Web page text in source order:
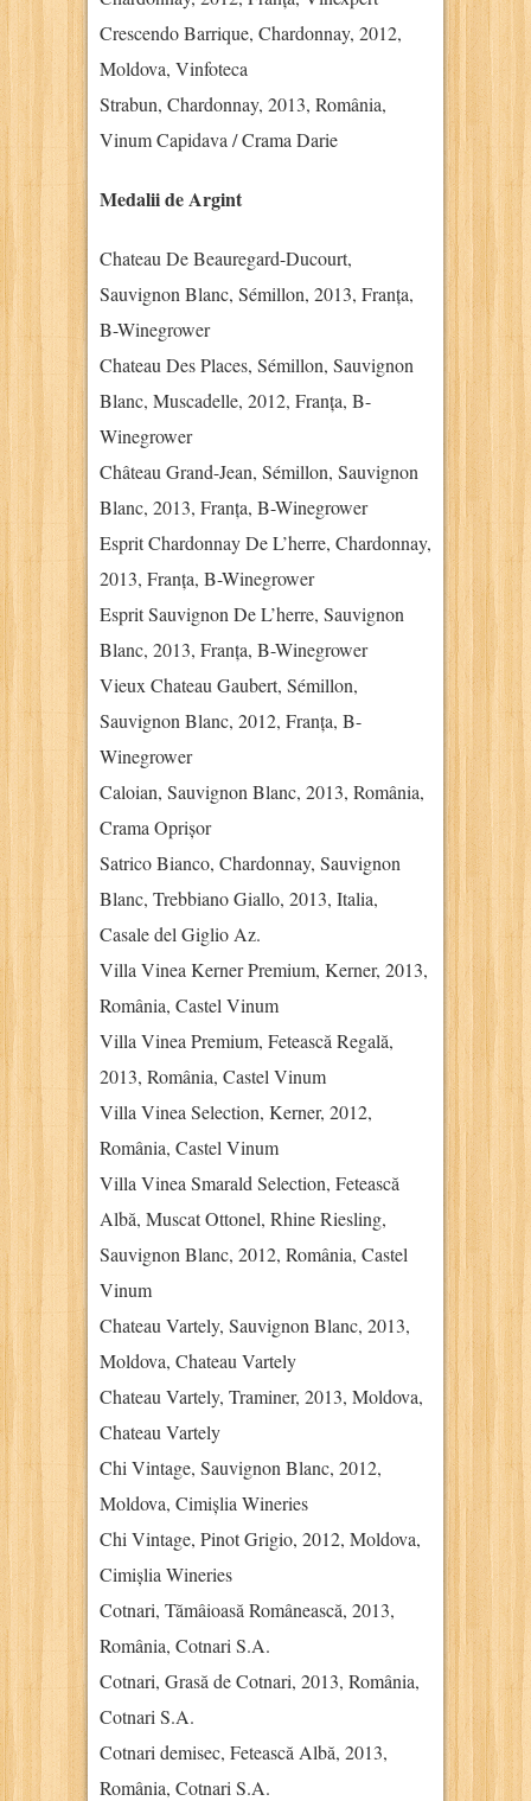
Crescendo Barrique, Chardonnay, 2012,
Moldova, Vinfoteca
Strabun, Chardonnay, 2013, România,
Vinum Capidava / Crama Darie
Medalii de Argint
Chateau De Beauregard-Ducourt,
Sauvignon Blanc, Sémillon, 2013, Franța,
B-Winegrower
Chateau Des Places, Sémillon, Sauvignon
Blanc, Muscadelle, 2012, Franța, B-
Winegrower
Château Grand-Jean, Sémillon, Sauvignon
Blanc, 2013, Franța, B-Winegrower
Esprit Chardonnay De L’herre, Chardonnay,
2013, Franța, B-Winegrower
Esprit Sauvignon De L’herre, Sauvignon
Blanc, 2013, Franța, B-Winegrower
Vieux Chateau Gaubert, Sémillon,
Sauvignon Blanc, 2012, Franța, B-
Winegrower
Caloian, Sauvignon Blanc, 2013, România,
Crama Oprișor
Satrico Bianco, Chardonnay, Sauvignon
Blanc, Trebbiano Giallo, 2013, Italia,
Casale del Giglio Az.
Villa Vinea Kerner Premium, Kerner, 2013,
România, Castel Vinum
Villa Vinea Premium, Fetească Regală,
2013, România, Castel Vinum
Villa Vinea Selection, Kerner, 2012,
România, Castel Vinum
Villa Vinea Smarald Selection, Fetească
Albă, Muscat Ottonel, Rhine Riesling,
Sauvignon Blanc, 2012, România, Castel
Vinum
Chateau Vartely, Sauvignon Blanc, 2013,
Moldova, Chateau Vartely
Chateau Vartely, Traminer, 2013, Moldova,
Chateau Vartely
Chi Vintage, Sauvignon Blanc, 2012,
Moldova, Cimișlia Wineries
Chi Vintage, Pinot Grigio, 2012, Moldova,
Cimișlia Wineries
Cotnari, Tămâioasă Românească, 2013,
România, Cotnari S.A.
Cotnari, Grasă de Cotnari, 2013, România,
Cotnari S.A.
Cotnari demisec, Fetească Albă, 2013,
România, Cotnari S.A.